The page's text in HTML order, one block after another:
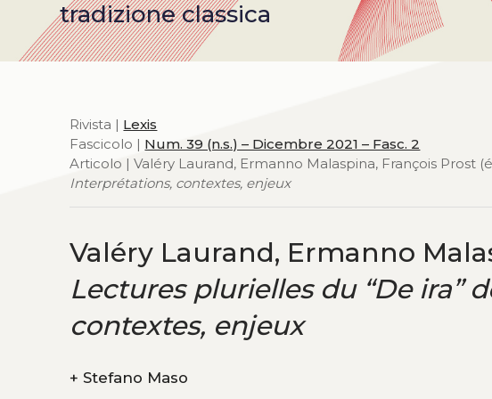
tradizione classica
Rivista | Lexis
Fascicolo | Num. 39 (n.s.) – Dicembre 2021 – Fasc. 2
Articolo | Valéry Laurand, Ermanno Malaspina, François Prost
Interprétations, contextes, enjeux
Valéry Laurand, Ermanno
Lectures plurielles du “De ira”
contextes, enjeux
+ Stefano Maso